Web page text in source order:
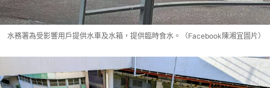
水務署為受影響用戶提供水車及水箱，提供臨時食水。（Facebook陳湘宜圖片）